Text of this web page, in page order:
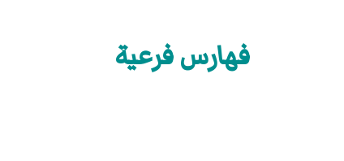
فهارس فرعية